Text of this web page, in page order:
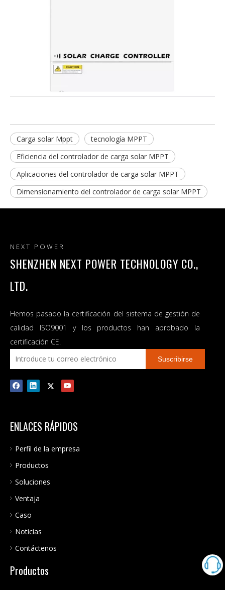
Carga solar Mppt
tecnología MPPT
Eficiencia del controlador de carga solar MPPT
Aplicaciones del controlador de carga solar MPPT
Dimensionamiento del controlador de carga solar MPPT
NEXT POWER
SHENZHEN NEXT POWER TECHNOLOGY CO.,
LTD.
Hemos pasado la certificación del sistema de gestión de
calidad ISO9001 y los productos han aprobado la
certificación CE.
Suscribirse
ENLACES RÁPIDOS
Perfil de la empresa
Productos
Soluciones
Ventaja
Caso
Noticias
Contáctenos
Productos